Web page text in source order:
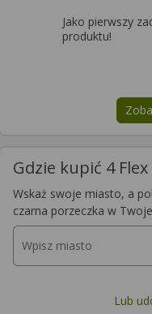
Jako pierwszy
produktu!
Gdzie kupić 4
Wskaż swoje miasto, a
czarna porzeczka w
Lub